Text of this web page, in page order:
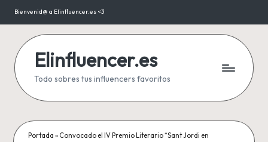
Saltar
contenido
Bienvenid@ a Elinfluencer.es <3
Elinfluencer.es
Todo sobres tus influencers favoritos
Portada » Convocado el IV Premio Literario “Sant Jordi en